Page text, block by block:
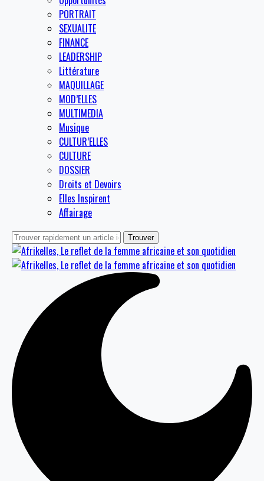
PORTRAIT
SEXUALITE
FINANCE
LEADERSHIP
Littérature
MAQUILLAGE
MOD’ELLES
MULTIMEDIA
Musique
CULTUR’ELLES
CULTURE
DOSSIER
Droits et Devoirs
Elles Inspirent
Affairage